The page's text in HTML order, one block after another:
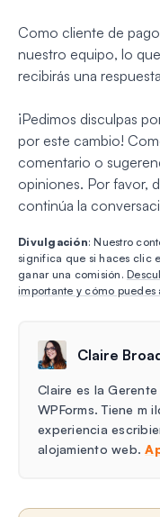
Como cliente de
nuestro equipo, lo
recibirás una
¡Pedimos disculpas
por este cambio!
comentario o
opiniones. Por favor,
continúa la
Divulgación: Nuestro
significa que si haces clic
ganar una comisión.
importante y cómo puedes
Claire
Claire es la
WPForms. Tiene m
experiencia
alojamiento web.